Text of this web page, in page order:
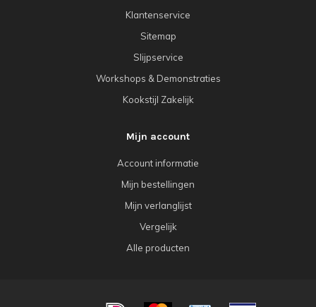
Klantenservice
Sitemap
Slijpservice
Workshops & Demonstraties
Kookstijl Zakelijk
Mijn account
Account informatie
Mijn bestellingen
Mijn verlanglijst
Vergelijk
Alle producten